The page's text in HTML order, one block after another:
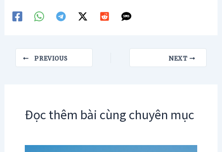
navigation
PREVIOUS NEXT
Đọc thêm bài cùng chuyên mục